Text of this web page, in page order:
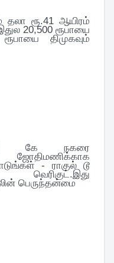
தலா ரூ.41 ஆயிரம்
20,500 ரூபாயை
திமுகவும்
கே நகரை
ஜோதிமணிக்காக
- ராகுல் டூ
பெருந்தன்மை